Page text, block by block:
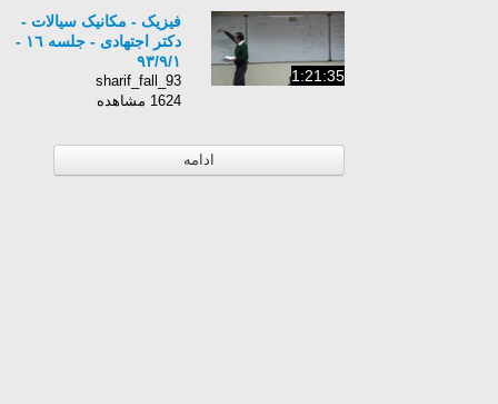
1:21:35
فیزیک - مکانیک سیالات -
دکتر اجتهادی - جلسه ١٦ -
٩٣/٩/١
sharif_fall_93
1624 مشاهده
ادامه